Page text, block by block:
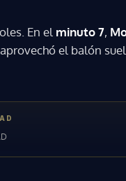
En el minuto 7,
aprovechó el balón